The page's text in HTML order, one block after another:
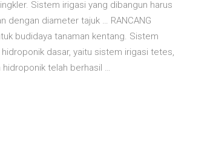
Sistem irigasi yang dibangun harus
dengan diameter tajuk … RANCANG
budidaya tanaman kentang. Sistem
dasar, yaitu sistem irigasi tetes,
telah berhasil …